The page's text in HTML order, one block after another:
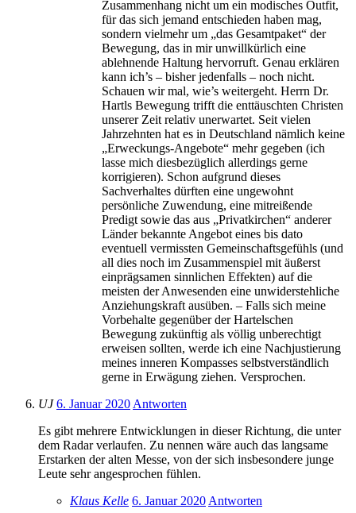
Zusammenhang nicht um ein modisches Outfit,
für das sich jemand entschieden haben mag,
sondern vielmehr um „das Gesamtpaket“ der
Bewegung, das in mir unwillkürlich eine
ablehnende Haltung hervorruft. Genau erklären
kann ich’s – bisher jedenfalls – noch nicht.
Schauen wir mal, wie’s weitergeht. Herrn Dr.
Hartls Bewegung trifft die enttäuschten Christen
unserer Zeit relativ unerwartet. Seit vielen
Jahrzehnten hat es in Deutschland nämlich keine
„Erweckungs-Angebote“ mehr gegeben (ich
lasse mich diesbezüglich allerdings gerne
korrigieren). Schon aufgrund dieses
Sachverhaltes dürften eine ungewohnt
persönliche Zuwendung, eine mitreißende
Predigt sowie das aus „Privatkirchen“ anderer
Länder bekannte Angebot eines bis dato
eventuell vermissten Gemeinschaftsgefühls (und
all dies noch im Zusammenspiel mit äußerst
einprägsamen sinnlichen Effekten) auf die
meisten der Anwesenden eine unwiderstehliche
Anziehungskraft ausüben. – Falls sich meine
Vorbehalte gegenüber der Hartelschen
Bewegung zukünftig als völlig unberechtigt
erweisen sollten, werde ich eine Nachjustierung
meines inneren Kompasses selbstverständlich
gerne in Erwägung ziehen. Versprochen.
UJ 6. Januar 2020 Antworten
Es gibt mehrere Entwicklungen in dieser Richtung, die unter
dem Radar verlaufen. Zu nennen wäre auch das langsame
Erstarken der alten Messe, von der sich insbesondere junge
Leute sehr angesprochen fühlen.
Klaus Kelle 6. Januar 2020 Antworten